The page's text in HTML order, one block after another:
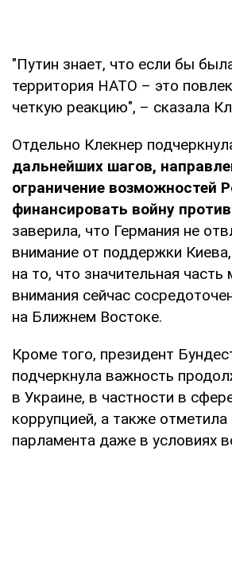
"Путин знает, что если бы
территория НАТО – это
четкую реакцию", – сказала
Отдельно Клекнер
дальнейших шагов,
ограничение возможностей
финансировать войну
заверила, что Германия не
внимание от поддержки
на то, что значительная часть
внимания сейчас
на Ближнем Востоке.
Кроме того, президент
подчеркнула важность
в Украине, в частности в
коррупцией, а также отметила
парламента даже в условиях